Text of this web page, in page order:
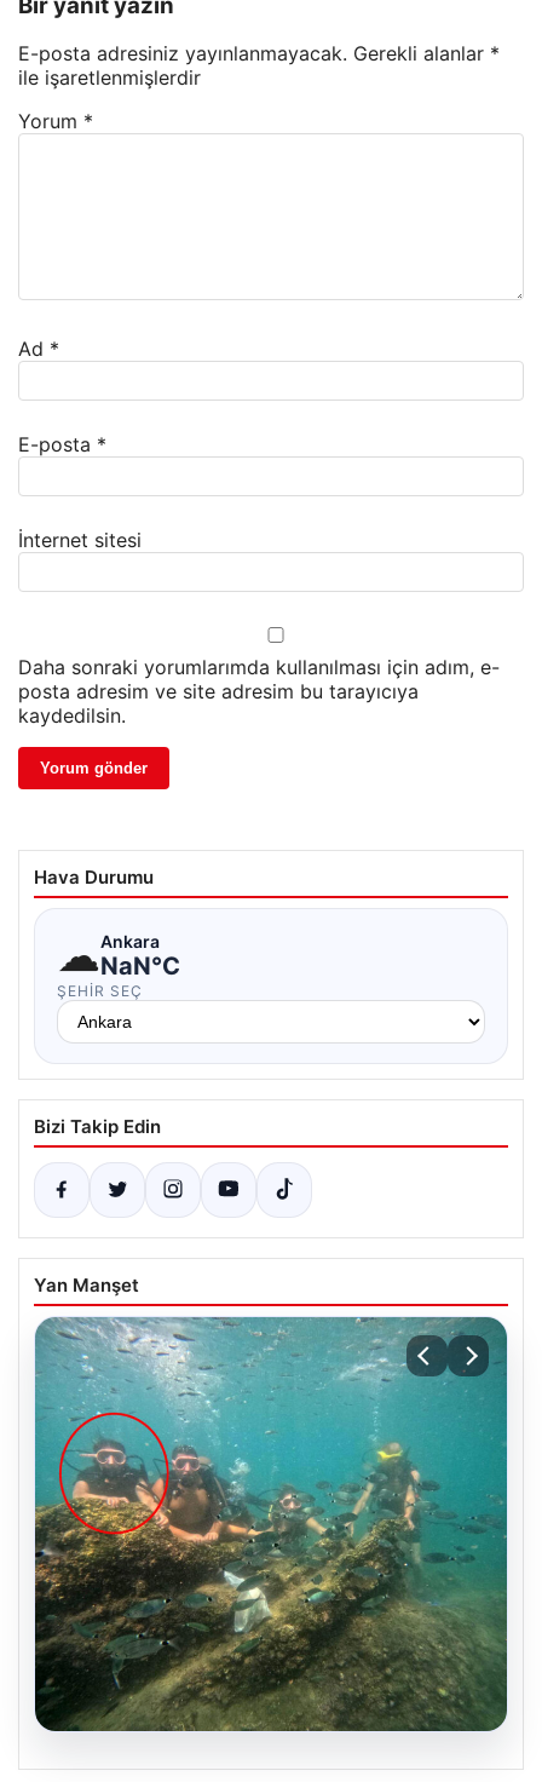
E-posta adresiniz yayınlanmayacak. Gerekli alanlar *
ile işaretlenmişlerdir
Yorum *
Ad *
E-posta *
İnternet sitesi
Daha sonraki yorumlarımda kullanılması için adım, e-
posta adresim ve site adresim bu tarayıcıya
kaydedilsin.
Hava Durumu
☁Ankara
NaN°C
ŞEHIR SEÇ
Bizi Takip Edin
Yan Manşet